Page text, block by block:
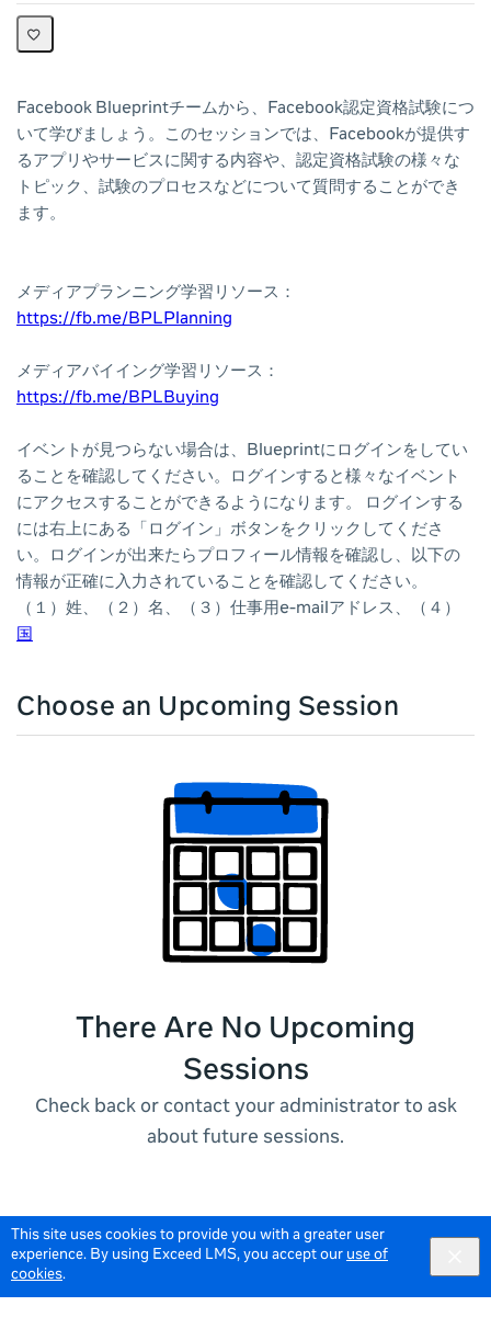
This site uses cookies to provide you with a greater user
experience. By using Exceed LMS, you accept our use of
cookies.
Facebook Blueprintチームから、Facebook認定資格試験につ
いて学びましょう。このセッションでは、Facebookが提供す
るアプリやサービスに関する内容や、認定資格試験の様々な
トピック、試験のプロセスなどについて質問することができ
ます。
メディアプランニング学習リソース：
https://fb.me/BPLPlanning
メディアバイイング学習リソース：
https://fb.me/BPLBuying
イベントが見つらない場合は、Blueprintにログインをしてい
ることを確認してください。ログインすると様々なイベント
にアクセスすることができるようになります。 ログインする
には右上にある「ログイン」ボタンをクリックしてくださ
い。ログインが出来たらプロフィール情報を確認し、以下の
情報が正確に入力されていることを確認してください。
（１）姓、（２）名、（３）仕事用e-mailアドレス、（４）
国
Choose an Upcoming Session
There Are No Upcoming
Sessions
Check back or contact your administrator to ask
about future sessions.